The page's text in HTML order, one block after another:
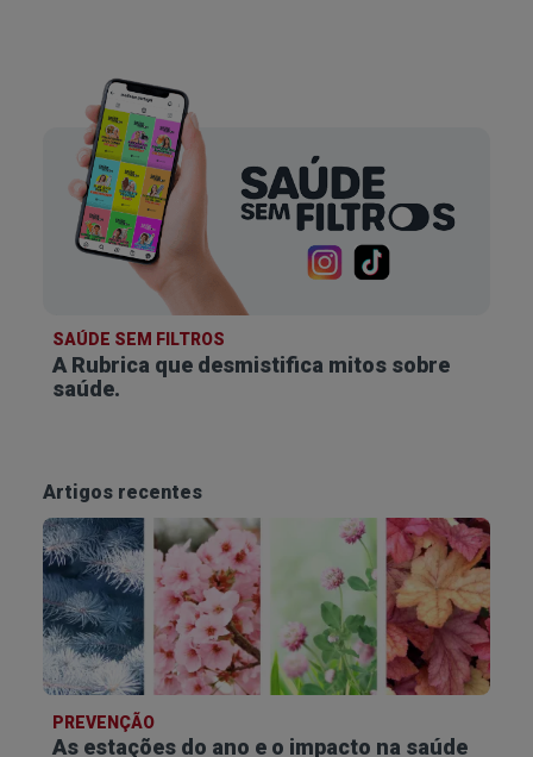
SAÚDE SEM FILTROS
A Rubrica que desmistifica mitos sobre
saúde.
Artigos recentes
PREVENÇÃO
As estações do ano e o impacto na saúde